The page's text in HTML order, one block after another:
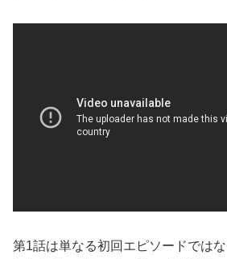
第1話は単なる初回エピソードでは